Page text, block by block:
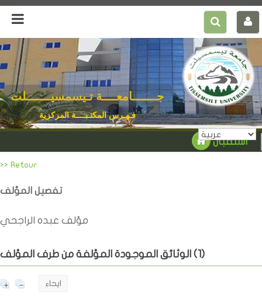
جـــــــامعــــة تـيسمسيـــــــلت
فـهـرس المكتـبــــة المركزية
استقبال
>> Retour
تفصيل المؤلف
مؤلف عبده الراجحي
الوثائق الموجودة المؤلفة من طرف المؤلف (1)
ايحاء